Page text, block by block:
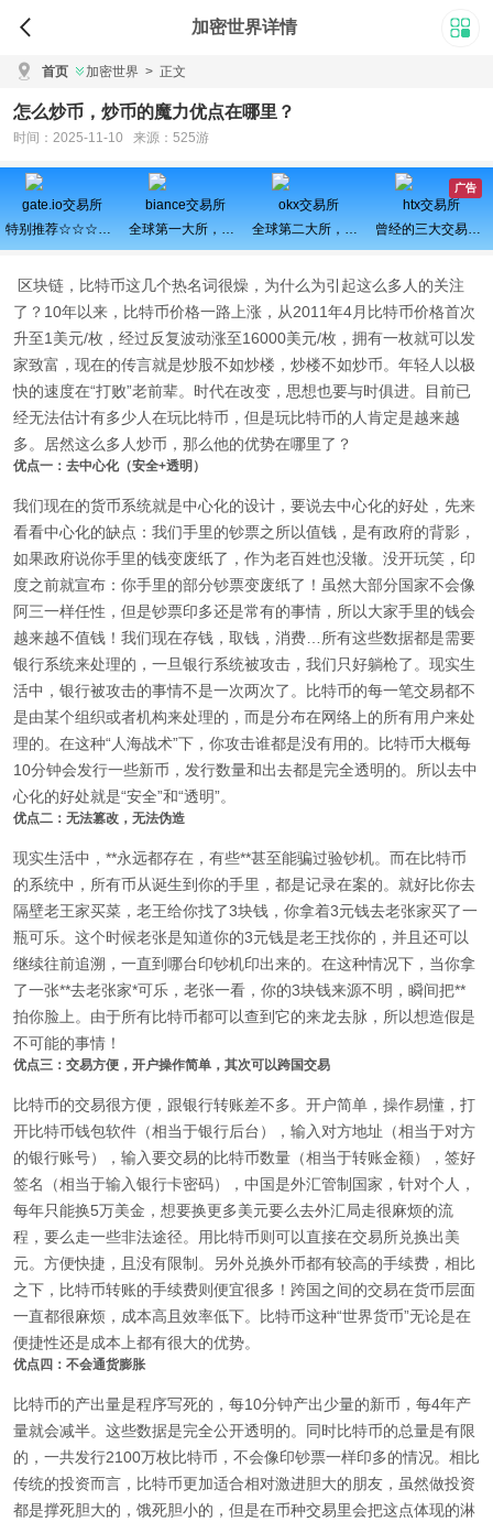
加密世界详情
首页 加密世界 > 正文
怎么炒币，炒币的魔力优点在哪里？
时间：2025-11-10 来源：525游
广告
gate.io交易所
特别推荐☆☆☆百倍币之王
biance交易所
全球第一大所，新用户注册可得100USDT奖励
okx交易所
全球第二大所，新用户拆盲盒100%中奖，最高价值60000元
htx交易所
曾经的三大交易所之一、近期空投活动较多，力争重回巅峰
区块链，比特币这几个热名词很燥，为什么为引起这么多人的关注
了？10年以来，比特币价格一路上涨，从2011年4月比特币价格首次
升至1美元/枚，经过反复波动涨至16000美元/枚，拥有一枚就可以发
家致富，现在的传言就是炒股不如炒楼，炒楼不如炒币。年轻人以极
快的速度在“打败”老前辈。时代在改变，思想也要与时俱进。目前已
经无法估计有多少人在玩比特币，但是玩比特币的人肯定是越来越
多。居然这么多人炒币，那么他的优势在哪里了？
优点一：去中心化（安全+透明）
我们现在的货币系统就是中心化的设计，要说去中心化的好处，先来
看看中心化的缺点：我们手里的钞票之所以值钱，是有政府的背影，
如果政府说你手里的钱变废纸了，作为老百姓也没辙。没开玩笑，印
度之前就宣布：你手里的部分钞票变废纸了！虽然大部分国家不会像
阿三一样任性，但是钞票印多还是常有的事情，所以大家手里的钱会
越来越不值钱！我们现在存钱，取钱，消费…所有这些数据都是需要
银行系统来处理的，一旦银行系统被攻击，我们只好躺枪了。现实生
活中，银行被攻击的事情不是一次两次了。比特币的每一笔交易都不
是由某个组织或者机构来处理的，而是分布在网络上的所有用户来处
理的。在这种“人海战术”下，你攻击谁都是没有用的。比特币大概每
10分钟会发行一些新币，发行数量和出去都是完全透明的。所以去中
心化的好处就是“安全”和“透明”。
优点二：无法篡改，无法伪造
现实生活中，**永远都存在，有些**甚至能骗过验钞机。而在比特币
的系统中，所有币从诞生到你的手里，都是记录在案的。就好比你去
隔壁老王家买菜，老王给你找了3块钱，你拿着3元钱去老张家买了一
瓶可乐。这个时候老张是知道你的3元钱是老王找你的，并且还可以
继续往前追溯，一直到哪台印钞机印出来的。在这种情况下，当你拿
了一张**去老张家*可乐，老张一看，你的3块钱来源不明，瞬间把**
拍你脸上。由于所有比特币都可以查到它的来龙去脉，所以想造假是
不可能的事情！
优点三：交易方便，开户操作简单，其次可以跨国交易
比特币的交易很方便，跟银行转账差不多。开户简单，操作易懂，打
开比特币钱包软件（相当于银行后台），输入对方地址（相当于对方
的银行账号），输入要交易的比特币数量（相当于转账金额），签好
签名（相当于输入银行卡密码），中国是外汇管制国家，针对个人，
每年只能换5万美金，想要换更多美元要么去外汇局走很麻烦的流
程，要么走一些非法途径。用比特币则可以直接在交易所兑换出美
元。方便快捷，且没有限制。另外兑换外币都有较高的手续费，相比
之下，比特币转账的手续费则便宜很多！跨国之间的交易在货币层面
一直都很麻烦，成本高且效率低下。比特币这种“世界货币”无论是在
便捷性还是成本上都有很大的优势。
优点四：不会通货膨胀
比特币的产出量是程序写死的，每10分钟产出少量的新币，每4年产
量就会减半。这些数据是完全公开透明的。同时比特币的总量是有限
的，一共发行2100万枚比特币，不会像印钞票一样印多的情况。相比
传统的投资而言，比特币更加适合相对激进胆大的朋友，虽然做投资
都是撑死胆大的，饿死胆小的，但是在币种交易里会把这点体现的淋